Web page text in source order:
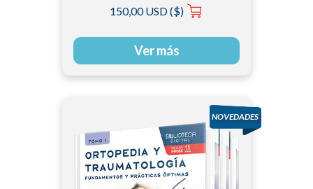
M. Frank
150,00 USD ($)
Ver más